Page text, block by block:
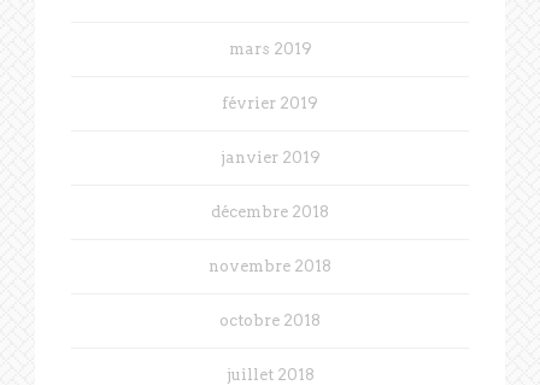
mars 2019
février 2019
janvier 2019
décembre 2018
novembre 2018
octobre 2018
juillet 2018